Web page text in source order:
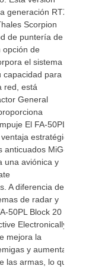
generación RTX
Scorpion
de puntería de
opción de
el sistema
capacidad para
red, está
General
El FA-50PL
estratégica
anticuados MiG-
una aviónica y
A diferencia del
de radar y
50PL Block 20
Electronically
mejora la
y aumenta
las armas, lo que